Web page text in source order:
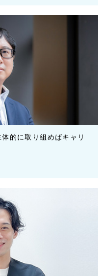
的に取り組めばキャリ